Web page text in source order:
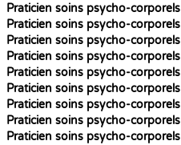
Praticien soins psycho-corporels
Praticien soins psycho-corporels
Praticien soins psycho-corporels
Praticien soins psycho-corporels
Praticien soins psycho-corporels
Praticien soins psycho-corporels
Praticien soins psycho-corporels
Praticien soins psycho-corporels
Praticien soins psycho-corporels